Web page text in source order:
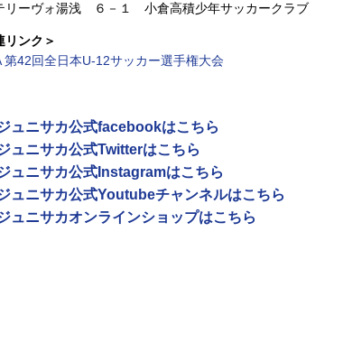
リーヴォ湯浅 ６－１ 小倉高積少年サッカークラブ
リンク＞
第42回全日本U-12サッカー選手権大会
ュニサカ公式facebookはこちら
ュニサカ公式Twitterはこちら
ュニサカ公式Instagramはこちら
ュニサカ公式Youtubeチャンネルはこちら
ュニサカオンラインショップはこちら